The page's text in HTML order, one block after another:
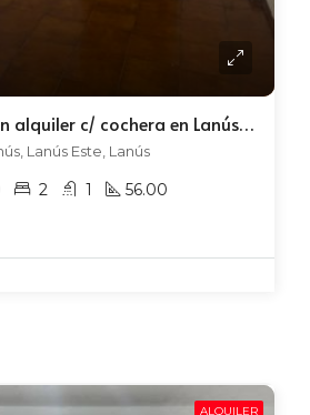
Departamento en alquiler c/ cochera en Lanús Este
Lanús Este, Lanús
2 1 56.00
ALQUILER